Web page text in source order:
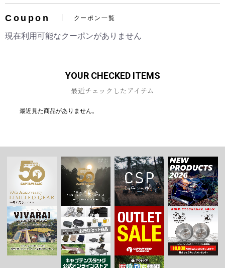
Coupon クーポン一覧
現在利用可能なクーポンがありません
YOUR CHECKED ITEMS
最近チェックしたアイテム
最近見た商品がありません。